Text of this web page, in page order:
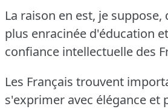
La raison en est, je
plus enracinée d'éducation
confiance intellectuelle des
Les Français trouvent
s'exprimer avec élégance et